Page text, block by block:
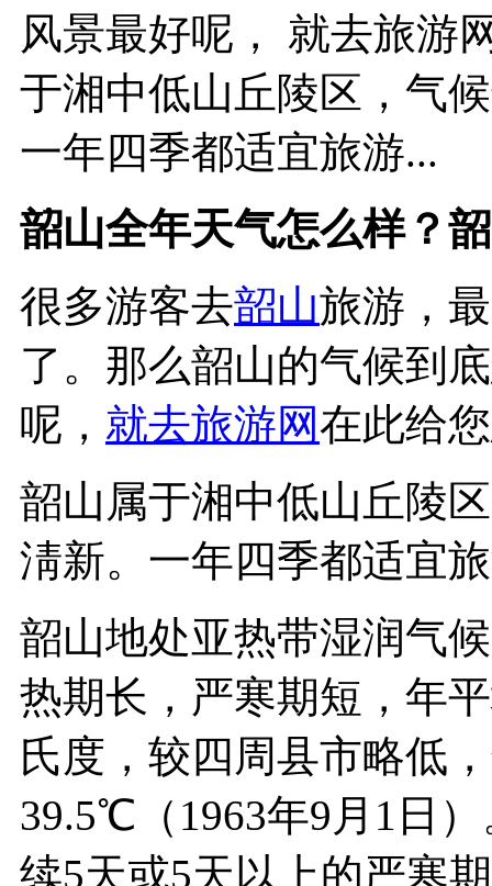
风景最好呢， 就去旅游
于湘中低山丘陵区，气
一年四季都适宜旅游...
韶山全年天气怎么样？
很多游客去韶山旅游，
了。那么韶山的气候到
呢， 就去旅游网在此给
韶山属于湘中低山丘陵
淸新。一年四季都适
韶山地处亚热带湿润气
热期长，严寒期短，年
氏度，较四周县市略低
39.5℃（1963年9月1日
续5天或5天以上的严